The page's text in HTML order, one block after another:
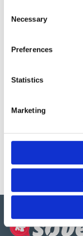
Selection
Necessary
Preferences
Statistics
Marketing